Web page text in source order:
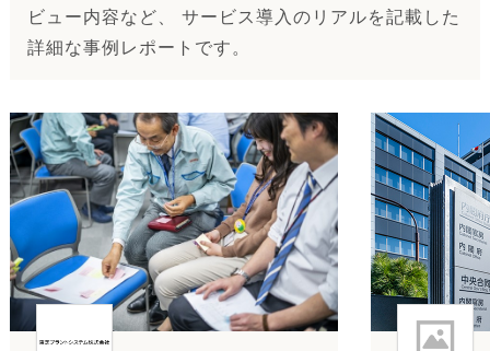
ビュー内容など、 サービス導入のリアルを記載した
詳細な事例レポートです。